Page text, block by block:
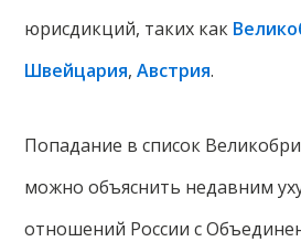
юрисдикций, таких как
Швейцария,Австрия.
Попадание в список
можно объяснить недавним
отношений России с